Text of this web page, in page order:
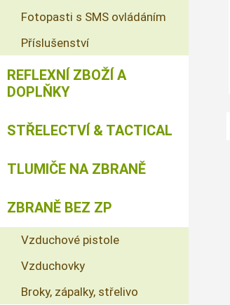
Fotopasti s SMS ovládáním
Příslušenství
REFLEXNÍ ZBOŽÍ A
DOPLŇKY
STŘELECTVÍ & TACTICAL
TLUMIČE NA ZBRANĚ
ZBRANĚ BEZ ZP
Vzduchové pistole
Vzduchovky
Broky, zápalky, střelivo